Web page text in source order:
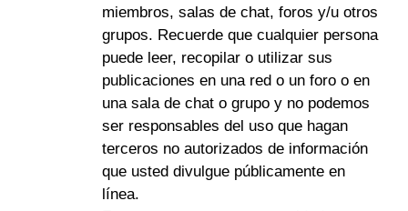
miembros, salas de chat, foros y/u otros
grupos. Recuerde que cualquier persona
puede leer, recopilar o utilizar sus
publicaciones en una red o un foro o en
una sala de chat o grupo y no podemos
ser responsables del uso que hagan
terceros no autorizados de información
que usted divulgue públicamente en
línea.